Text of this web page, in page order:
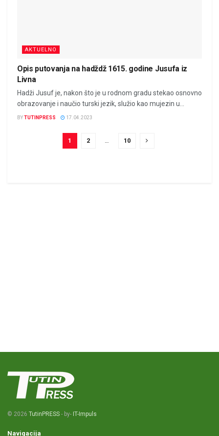
AKTUELNO
Opis putovanja na hadždž 1615. godine Jusufa iz
Livna
Hadži Jusuf je, nakon što je u rodnom gradu stekao osnovno
obrazovanje i naučio turski jezik, služio kao mujezin u...
BYTUTINPRESS 17.04.2023
1 2 … 10
© 2026 TutinPRESS - by- IT-Impuls
Navigacija